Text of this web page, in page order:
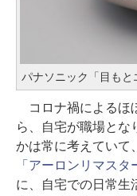
パナソニック「目もと
コロナ禍によるほ
ら、自宅が職場とな
かは常に考えていて、
「アーロンリマス
に、自宅での日常生